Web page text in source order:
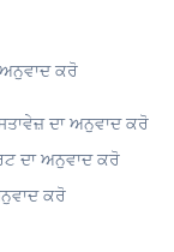
ਕਰੋ
ਦਾ ਅਨੁਵਾਦ ਕਰੋ
ਦਾ ਅਨੁਵਾਦ ਕਰੋ
ਕਰੋ